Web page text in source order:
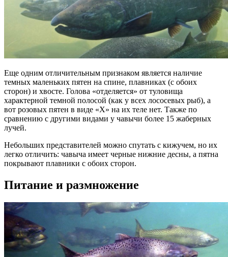
Еще одним отличительным признаком является наличие
темных маленьких пятен на спине, плавниках (с обоих
сторон) и хвосте. Голова «отделяется» от туловища
характерной темной полосой (как у всех лососевых рыб), а
вот розовых пятен в виде «Х» на их теле нет. Также по
сравнению с другими видами у чавычи более 15 жаберных
лучей.
Небольших представителей можно спутать с кижучем, но их
легко отличить: чавыча имеет черные нижние десны, а пятна
покрывают плавники с обоих сторон.
Питание и размножение